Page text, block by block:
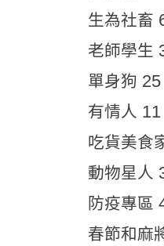
生為社畜
老師學生
單身狗 25
有情人 11
吃貨美食
動物星人
防疫專區
春節和麻